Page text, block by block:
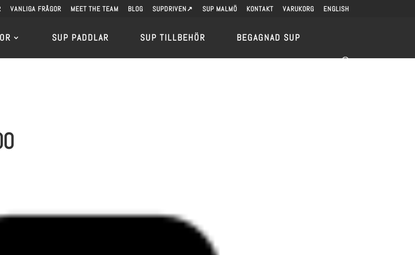
VANLIGA FRÅGOR MEET THE TEAM BLOG SUPDRIVEN↗ SUP MALMÖ KONTAKT VARUKORG ENGLISH
SUP PADDLAR SUP TILLBEHÖR BEGAGNAD SUP